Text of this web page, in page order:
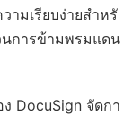
มเรียบง่ายสำหรั
การข้ามพรมแดน
DocuSign จัดกา